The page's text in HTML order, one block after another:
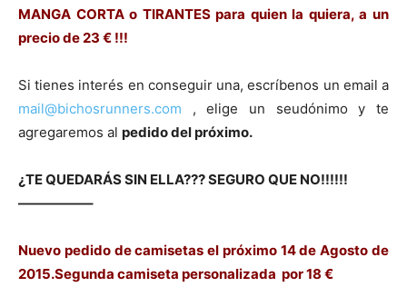
MANGA CORTA o TIRANTES para quien la quiera, a un
precio de 23 € !!!
Si tienes interés en conseguir una, escríbenos un email a
mail@bichosrunners.com , elige un seudónimo y te
agregaremos al pedido del próximo.
¿TE QUEDARÁS SIN ELLA??? SEGURO QUE NO!!!!!!
—————–
Nuevo pedido de camisetas el próximo 14 de Agosto de
2015.Segunda camiseta personalizada por 18 €